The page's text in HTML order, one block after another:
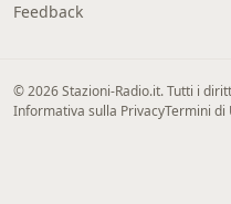
Feedback
© 2026 Stazioni-Radio.it. Tutti i
Informativa sulla PrivacyTermini di